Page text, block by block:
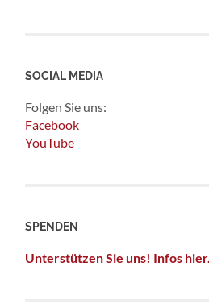
SOCIAL MEDIA
Folgen Sie uns:
Facebook
YouTube
SPENDEN
Unterstützen Sie uns! Infos hier.